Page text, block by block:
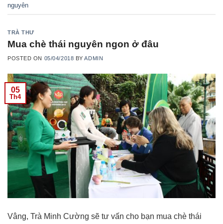
nguyên
TRÀ THƯ
Mua chè thái nguyên ngon ở đâu
POSTED ON 05/04/2018 BYADMIN
05
Th4
Vâng, Trà Minh Cường sẽ tư vấn cho bạn mua chè thái